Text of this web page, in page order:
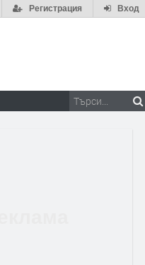
Вход
Регистрация